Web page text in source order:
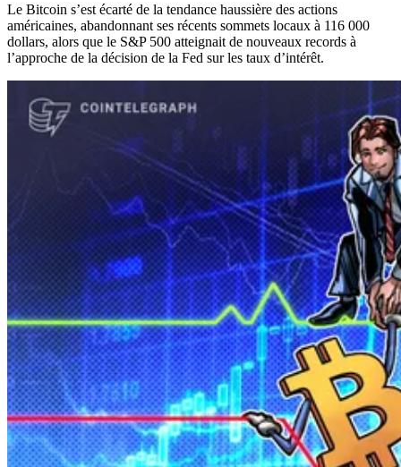
Le Bitcoin s’est écarté de la tendance haussière des actions
américaines, abandonnant ses récents sommets locaux à 116 000
dollars, alors que le S&P 500 atteignait de nouveaux records à
l’approche de la décision de la Fed sur les taux d’intérêt.